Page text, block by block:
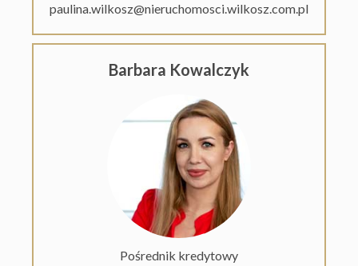
firmie
paulina.wilkosz@nieruchomosci.wilkosz.com.pl
Barbara Kowalczyk
Pośrednik kredytowy